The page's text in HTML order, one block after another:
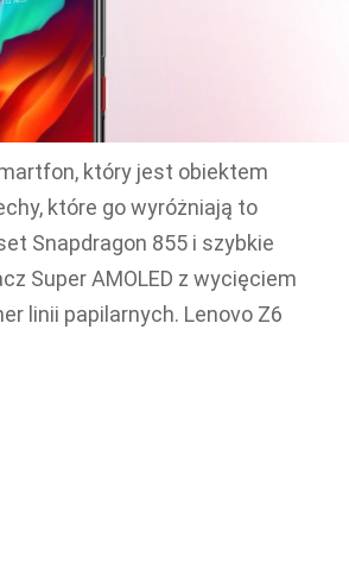
który jest obiektem
które go wyróżniają to
Snapdragon 855 i szybkie
Super AMOLED z wycięciem
linii papilarnych. Lenovo Z6